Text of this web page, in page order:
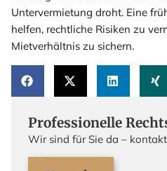
Untervermietung droht. Eine
helfen, rechtliche Risiken zu
Mietverhältnis zu sichern.
Professionelle
Wir sind für Sie da –